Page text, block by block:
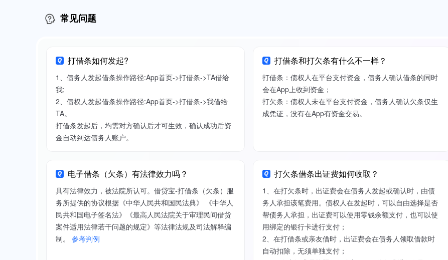
常见问题
打借条如何发起?
1、债务人发起借条操作路径:App首页->打借条->TA借给
我;
2、债权人发起借条操作路径:App首页->打借条->我借给
TA。
打借条发起后，均需对方确认后才可生效，确认成功后资
金自动到达债务人账户。
打借条和打欠条有什么不一样？
打借条：债权人在平台支付资金，债务人确认借条的同时
会在App上收到资金；
打欠条：债权人未在平台支付资金，债务人确认欠条仅生
成凭证，没有在App有资金交易。
电子借条（欠条）有法律效力吗？
具有法律效力，被法院所认可。借贷宝-打借条（欠条）服
务所提供的协议根据《中华人民共和国民法典》 《中华人
民共和国电子签名法》《最高人民法院关于审理民间借货
案件适用法律若干问题的规定》等法律法规及司法解释编
制。 参考判例
打欠条借条出证费如何收取？
1、在打欠条时，出证费会在债务人发起或确认时，由债
务人承担该笔费用。债权人在发起时，可以自由选择是否
帮债务人承担，出证费可以使用零钱余额支付，也可以使
用绑定的银行卡进行支付；
2、在打借条或亲友借时，出证费会在债务人领取借款时
自动扣除，无须单独支付；